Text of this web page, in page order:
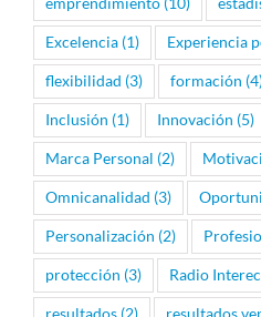
Excelencia (1) Experiencia
flexibilidad (3) formación
Inclusión (1) Innovación (5)
Marca Personal (2)
Omnicanalidad (3)
Personalización (2)
protección (3) Radio
resultados (2) resultados